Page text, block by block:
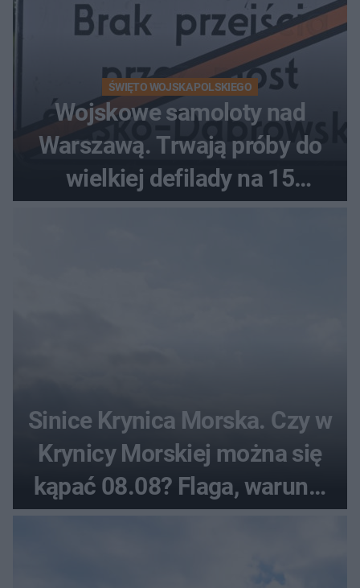
ŚWIĘTO WOJSKA POLSKIEGO
Wojskowe samoloty nad
Warszawą. Trwają próby do
wielkiej defilady na 15
sierpnia
Sinice Krynica Morska. Czy w
Krynicy Morskiej można się
kąpać 08.08? Flaga, warunki
pogodowe